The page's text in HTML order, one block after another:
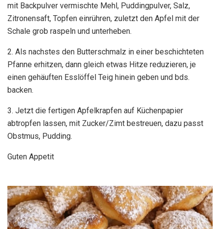
mit Backpulver vermischte Mehl, Puddingpulver, Salz,
Zitronensaft, Topfen einrühren, zuletzt den Apfel mit der
Schale grob raspeln und unterheben.
2. Als nachstes den Butterschmalz in einer beschichteten
Pfanne erhitzen, dann gleich etwas Hitze reduzieren, je
einen gehäuften Esslöffel Teig hinein geben und bds.
backen.
3. Jetzt die fertigen Apfelkrapfen auf Küchenpapier
abtropfen lassen, mit Zucker/Zimt bestreuen, dazu passt
Obstmus, Pudding.
Guten Appetit